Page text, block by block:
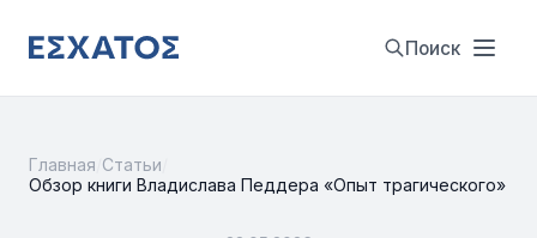
Поиск
Главная Статьи
Обзор книги Владислава Педдера «Опыт трагического»